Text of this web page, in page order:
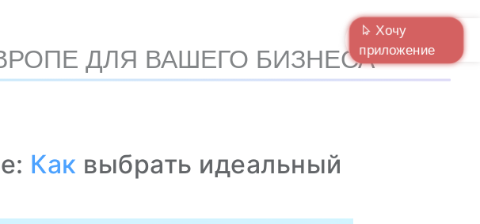
ДЛЯ ВАШЕГО БИЗНЕСА
Как выбрать идеальный
Хочу
приложение